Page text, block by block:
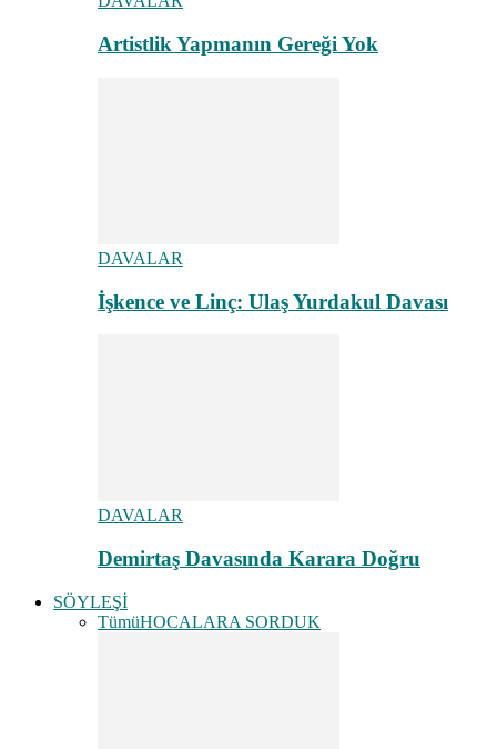
Artistlik Yapmanın Gereği Yok
DAVALAR
İşkence ve Linç: Ulaş Yurdakul Davası
DAVALAR
Demirtaş Davasında Karara Doğru
SÖYLEŞİ
TümüHOCALARA SORDUK